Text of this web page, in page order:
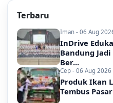
Terbaru
Iman - 06 Aug
InDrive
Bandung
Ber...
Cep - 06 Aug 2026
Produk Ikan
Tembus